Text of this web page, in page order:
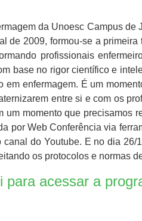
da Unoesc Campus
de 2009, formou-se a
profissionais
base no rigor científico e
em enfermagem. É um
entre si e com os
um momento que precisamos
por Web Conferência via
canal do Youtube. E no dia
os protocolos e normas
para acessar a